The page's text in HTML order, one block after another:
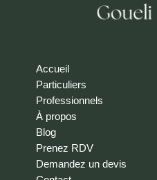
Accueil
Particuliers
Professionnels
À propos
Blog
Prenez RDV
Demandez un devis